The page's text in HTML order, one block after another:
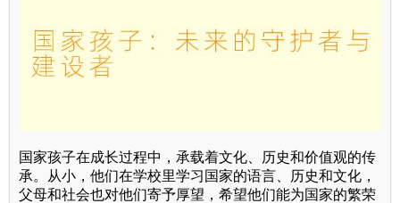
国家孩子在成长过程中，承载着文化、历史和价值观的传
承。从小，他们在学校里学习国家的语言、历史和文化，
父母和社会也对他们寄予厚望，希望他们能为国家的繁荣